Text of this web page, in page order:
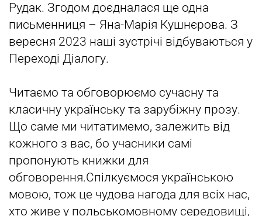
Рудак. Згодом доєдналася ще одна
письменниця – Яна-Марія Кушнєрова. З
вересня 2023 наші зустрічі відбуваються у
Переході Діалогу.
Читаємо та обговорюємо сучасну та
класичну українську та зарубіжну прозу.
Що саме ми читатимемо, залежить від
кожного з вас, бо учасники самі
пропонують книжки для
обговорення.Спілкуємося українською
мовою, тож це чудова нагода для всіх нас,
хто живе у польськомовному середовищі,